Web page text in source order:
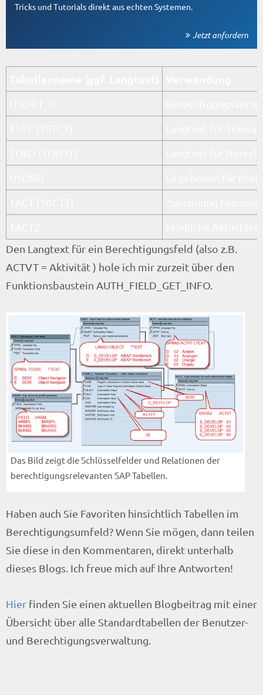
Tricks und Tutorials direkt aus echten Systemen.
Jetzt anfordern
Den Langtext für ein Berechtigungsfeld (also z.B.
ACTVT = Aktivität ) hole ich mir zurzeit über den
Funktionsbaustein AUTH_FIELD_GET_INFO.
Das Bild zeigt die Schlüsselfelder und Relationen der
berechtigungsrelevanten SAP Tabellen.
Haben auch Sie Favoriten hinsichtlich Tabellen im
Berechtigungsumfeld? Wenn Sie mögen, dann teilen
Sie diese in den Kommentaren, direkt unterhalb
dieses Blogs. Ich freue mich auf Ihre Antworten!
Hier finden Sie einen aktuellen Blogbeitrag mit einer
Übersicht über alle Standardtabellen der Benutzer-
und Berechtigungsverwaltung.